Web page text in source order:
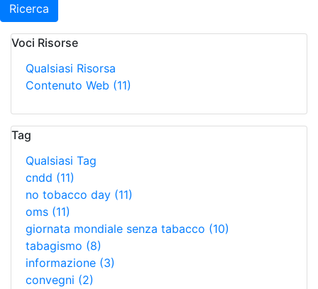
Ricerca
Voci Risorse
Qualsiasi Risorsa
Contenuto Web (11)
Tag
Qualsiasi Tag
cndd (11)
no tobacco day (11)
oms (11)
giornata mondiale senza tabacco (10)
tabagismo (8)
informazione (3)
convegni (2)